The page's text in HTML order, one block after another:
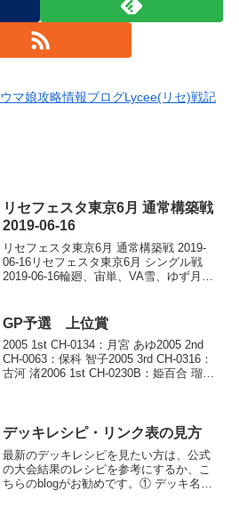
ウマ娘攻略情報ブログLycee(リセ)戦記
リセフェスタ東京6月 通常構築戦
2019-06-16
リセフェスタ東京6月 通常構築戦 2019-
06-16リセフェスタ東京6月 シングル戦
2019-06-16輪廻、宙単、VA雪、ゆず月、
めタイトル別デッキまとめLyce...
GP予選 上位賞
2005 1st CH-0134：月宮 あゆ2005 2nd
CH-0063：保科 智子2005 3rd CH-0316：
古河 渚2006 1st CH-0230B：姫百合 瑠璃
デッキレシピ・リンク表の見方
最新のデッキレシピを見たい方は、公式
の大会結果のレシピを参考にするか、こ
ちらのblogがお勧めです。① デッキ名②